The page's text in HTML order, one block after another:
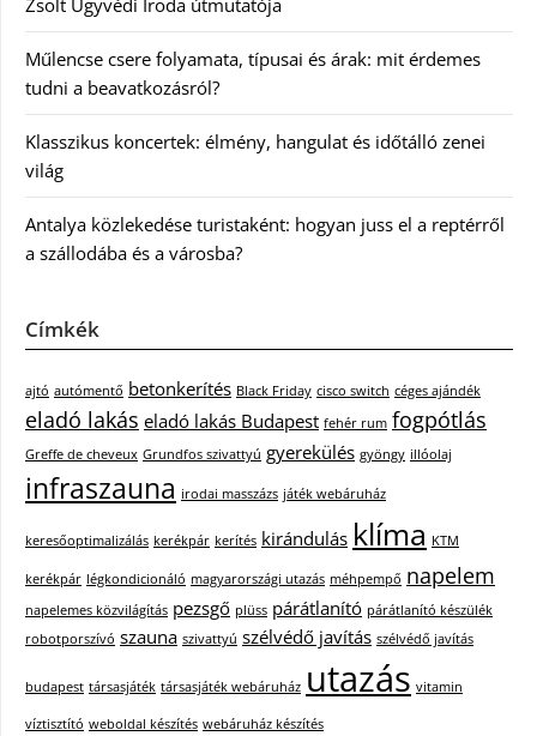
Zsolt Ügyvédi Iroda útmutatója
Műlencse csere folyamata, típusai és árak: mit érdemes
tudni a beavatkozásról?
Klasszikus koncertek: élmény, hangulat és időtálló zenei
világ
Antalya közlekedése turistaként: hogyan juss el a reptérről
a szállodába és a városba?
Címkék
ajtó autómentő betonkerítés Black Friday cisco switch céges ajándék
eladó lakás eladó lakás Budapest fehér rum fogpótlás
Greffe de cheveux Grundfos szivattyú gyerekülés gyöngy illóolaj
infraszauna irodai masszázs játék webáruház
keresőoptimalizálás kerékpár kerítés kirándulás klíma KTM
kerékpár légkondicionáló magyarországi utazás méhpempő napelem
napelemes közvilágítás pezsgő plüss párátlanító párátlanító készülék
robotporszívó szauna szivattyú szélvédő javítás szélvédő javítás
budapest társasjáték társasjáték webáruház utazás vitamin
víztisztító weboldal készítés webáruház készítés